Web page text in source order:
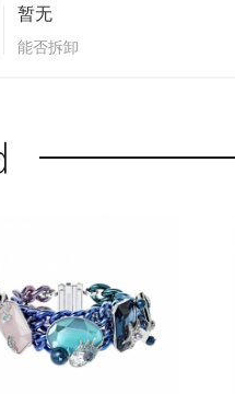
暂无
能否拆卸